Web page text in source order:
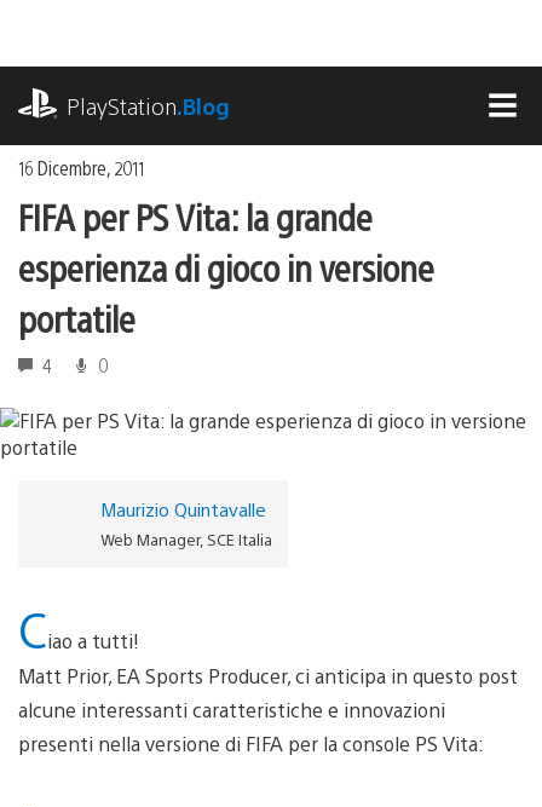
contenuto
PlayStation.Blog
16 Dicembre, 2011
FIFA per PS Vita: la grande
esperienza di gioco in versione
portatile
4 0
Maurizio Quintavalle
Web Manager, SCE Italia
Ciao a tutti!
Matt Prior, EA Sports Producer, ci anticipa in questo post
alcune interessanti caratteristiche e innovazioni
presenti nella versione di FIFA per la console PS Vita: